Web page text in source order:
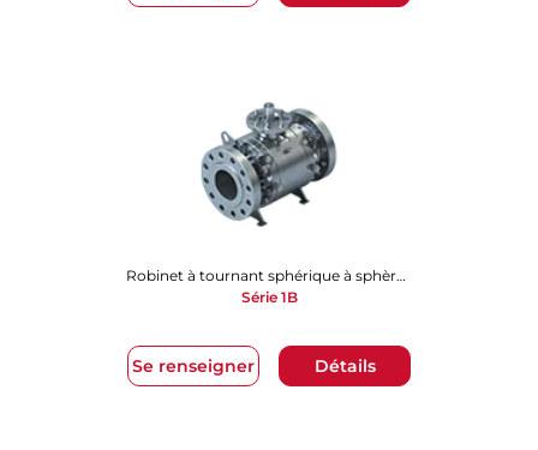
Se renseigner Détails
Robinet à tournant sphérique à sphère arbrée
Série 1B